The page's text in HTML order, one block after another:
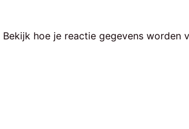
Bekijk hoe je reactie gegevens worden